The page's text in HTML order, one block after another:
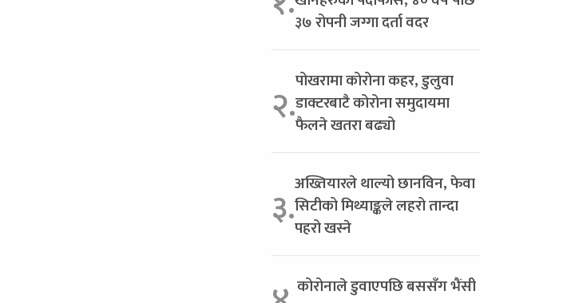
३७ रोपनी जग्गा दर्ता वदर
२.पोखरामा कोरोना कहर, डुलुवा
डाक्टरबाटै कोरोना समुदायमा
फैलने खतरा बढ्यो
३.अख्तियारले थाल्यो छानविन, फेवा
सिटीको मिथ्याङ्कले लहरो तान्दा
पहरो खस्ने
कोरोनाले डुवाएपछि बससँग भैंसी